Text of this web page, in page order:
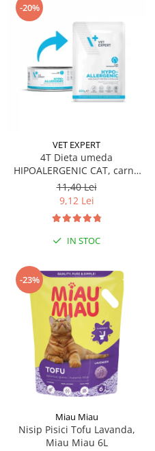
-20%
VET EXPERT
4T Dieta umeda
HIPOALERGENIC CAT, carne
de curcan, plic 100 gr
11,40 Lei
9,12 Lei
IN STOC
-23%
Miau Miau
Nisip Pisici Tofu Lavanda,
Miau Miau 6L